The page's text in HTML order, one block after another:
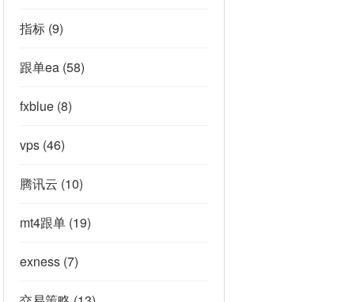
指标(9)
跟单ea(58)
fxblue(8)
vps(46)
腾讯云 (10)
mt4跟单(19)
exness(7)